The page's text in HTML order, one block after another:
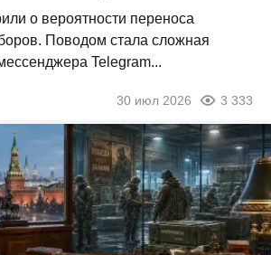
о вероятности переноса
Поводом стала сложная
Telegram...
30 июл 2026 3 333